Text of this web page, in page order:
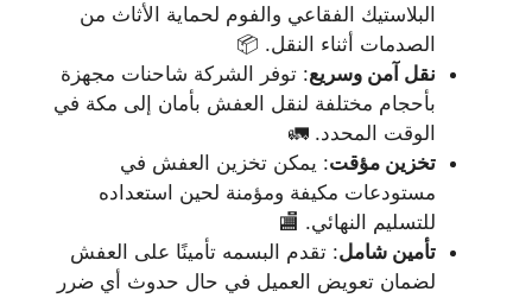
البلاستيك الفقاعي والفوم لحماية الأثاث من
الصدمات أثناء النقل. 📦
نقل آمن وسريع: توفر الشركة شاحنات مجهزة
بأحجام مختلفة لنقل العفش بأمان إلى مكة في
الوقت المحدد. 🚛
تخزين مؤقت: يمكن تخزين العفش في
مستودعات مكيفة ومؤمنة لحين استعداده
للتسليم النهائي. 🏬
تأمين شامل: تقدم البسمه تأمينًا على العفش
لضمان تعويض العميل في حال حدوث أي ضرر